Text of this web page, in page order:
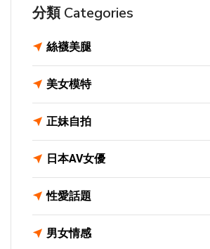
分類 Categories
絲襪美腿
美女模特
正妹自拍
日本AV女優
性愛話題
男女情感